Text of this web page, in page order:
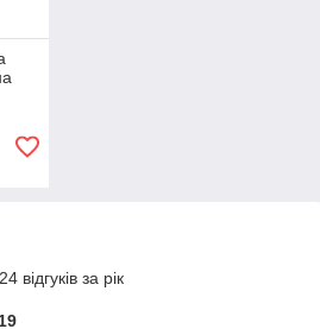
відгуків за рік